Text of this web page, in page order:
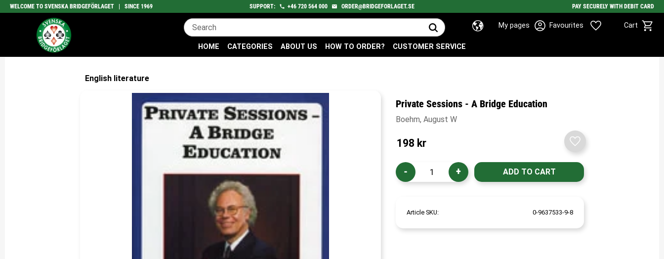
WELCOME TO SVENSKA BRIDGEFÖRLAGET | SINCE 1969 SUPPORT: +46 720 564 000 ORDER@BRIDGEFORLAGET.SE PAY SECURELY WITH DEBIT CARD
My pages Favourites Cart
Favorites Basket
HOME CATEGORIES ABOUT US HOW TO ORDER? CUSTOMER SERVICE
English literature
Private Sessions - A Bridge Education
Boehm, August W
198 kr
+
-
Add to favorites
Article SKU 0-9637533-9-8